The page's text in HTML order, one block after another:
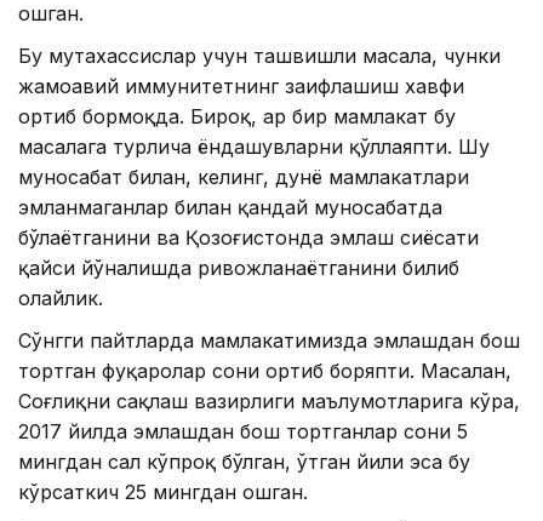
ошган.
Бу мутахассислар учун ташвишли масала, чунки
жамоавий иммунитетнинг заифлашиш хавфи
ортиб бормоқда. Бироқ, ҳар бир мамлакат бу
масалага турлича ёндашувларни қўллаяпти. Шу
муносабат билан, келинг, дунё мамлакатлари
эмланмаганлар билан қандай муносабатда
бўлаётганини ва Қозоғистонда эмлаш сиёсати
қайси йўналишда ривожланаётганини билиб
олайлик.
Сўнгги пайтларда мамлакатимизда эмлашдан бош
тортган фуқаролар сони ортиб боряпти. Масалан,
Соғлиқни сақлаш вазирлиги маълумотларига кўра,
2017 йилда эмлашдан бош тортганлар сони 5
мингдан сал кўпроқ бўлган, ўтган йили эса бу
кўрсаткич 25 мингдан ошган.